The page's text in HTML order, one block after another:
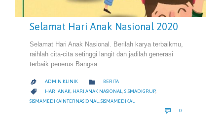
Selamat Hari Anak Nasional 2020
Selamat Hari Anak Nasional. Berilah karya terbaikmu,
raihlah cita-cita setinggi langit dan jadilah generasi
terbaik penerus Bangsa.
 ADMIN KLINIK  CATEGORY
BERITA
 CATEGORY
HARI ANAK, HARI ANAK NASIONAL,SISMADIGRUP,
SISMAMEDIKAINTERNASIONAL
SISMAMEDIKAL
 0